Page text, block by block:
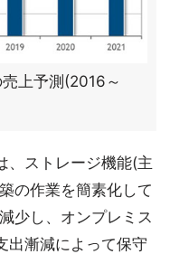
上予測(2016～
、ストレージ機能(主
の作業を簡素化して
少し、オンプレミス
出漸減によって保守